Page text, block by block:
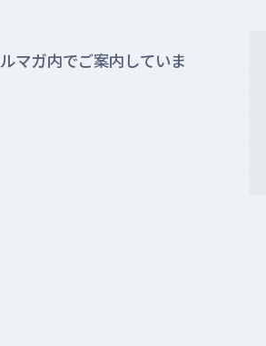
マガ内でご案内していま